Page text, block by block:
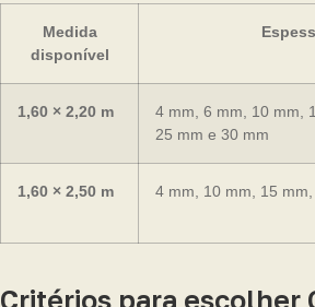
Medida
disponível
1,60 × 2,20 m
4 mm, 6 mm, 10 mm,
25 mm e 30 mm
1,60 × 2,50 m 4 mm, 10 mm, 15
Critérios para escolher